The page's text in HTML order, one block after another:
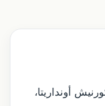
أونداريتا،